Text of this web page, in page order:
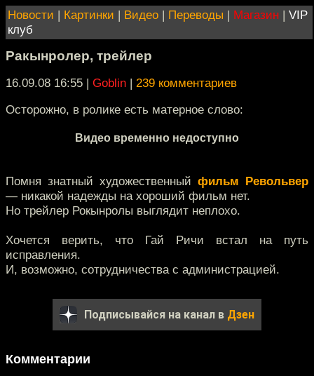
Новости | Картинки | Видео | Переводы | Магазин | VIP
клуб
Ракынролер, трейлер
16.09.08 16:55 | Goblin | 239 комментариев
Осторожно, в ролике есть матерное слово:
Видео временно недоступно
Помня знатный художественный фильм Револьвер
— никакой надежды на хороший фильм нет.
Но трейлер Рокынролы выглядит неплохо.
Хочется верить, что Гай Ричи встал на путь
исправления.
И, возможно, сотрудничества с администрацией.
Подписывайся на канал в Дзен
Комментарии